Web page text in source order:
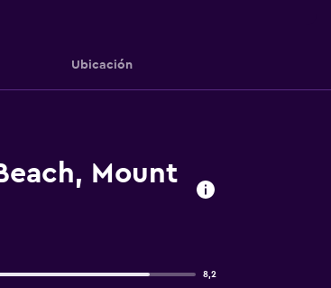
Ubicación
Mount
8,2